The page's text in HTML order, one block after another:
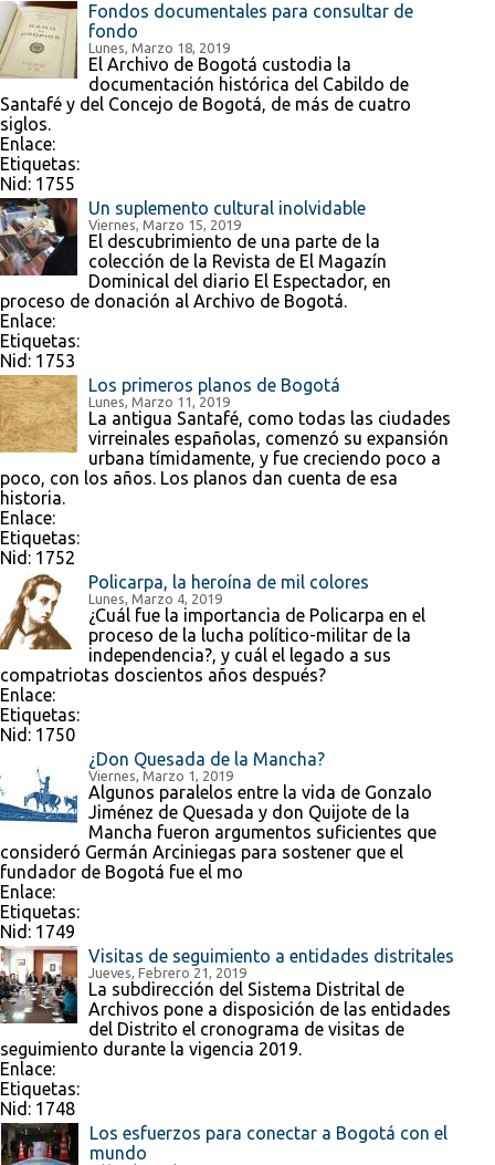
Fondos documentales para consultar de
fondo
Lunes, Marzo 18, 2019
El Archivo de Bogotá custodia la
documentación histórica del Cabildo de
Santafé y del Concejo de Bogotá, de más de cuatro
siglos.
Enlace:
Etiquetas:
Nid: 1755
Un suplemento cultural inolvidable
Viernes, Marzo 15, 2019
El descubrimiento de una parte de la
colección de la Revista de El Magazín
Dominical del diario El Espectador, en
proceso de donación al Archivo de Bogotá.
Enlace:
Etiquetas:
Nid: 1753
Los primeros planos de Bogotá
Lunes, Marzo 11, 2019
La antigua Santafé, como todas las ciudades
virreinales españolas, comenzó su expansión
urbana tímidamente, y fue creciendo poco a
poco, con los años. Los planos dan cuenta de esa
historia.
Enlace:
Etiquetas:
Nid: 1752
Policarpa, la heroína de mil colores
Lunes, Marzo 4, 2019
¿Cuál fue la importancia de Policarpa en el
proceso de la lucha político-militar de la
independencia?, y cuál el legado a sus
compatriotas doscientos años después?
Enlace:
Etiquetas:
Nid: 1750
¿Don Quesada de la Mancha?
Viernes, Marzo 1, 2019
Algunos paralelos entre la vida de Gonzalo
Jiménez de Quesada y don Quijote de la
Mancha fueron argumentos suficientes que
consideró Germán Arciniegas para sostener que el
fundador de Bogotá fue el mo
Enlace:
Etiquetas:
Nid: 1749
Visitas de seguimiento a entidades distritales
Jueves, Febrero 21, 2019
La subdirección del Sistema Distrital de
Archivos pone a disposición de las entidades
del Distrito el cronograma de visitas de
seguimiento durante la vigencia 2019.
Enlace:
Etiquetas:
Nid: 1748
Los esfuerzos para conectar a Bogotá con el
mundo